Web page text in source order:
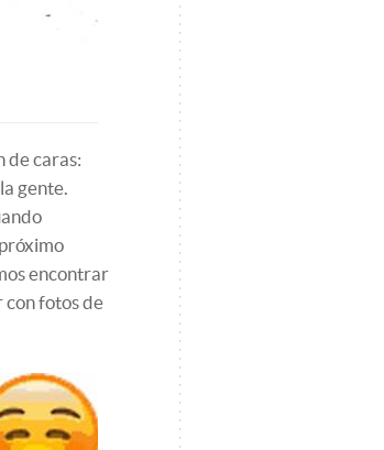
de caras:
gente.
encontrar
con fotos de